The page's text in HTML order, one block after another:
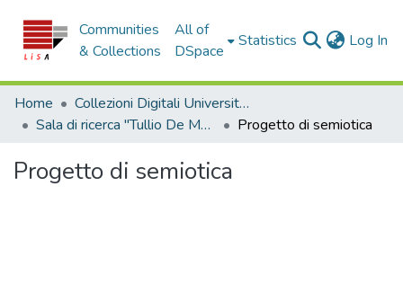
Communities
& Collections
All of
DSpace
Statistics Log In
Home
Collezioni Digitali Università della Calabria
Sala di ricerca "Tullio De Mauro"
Progetto di semiotica
Progetto di semiotica